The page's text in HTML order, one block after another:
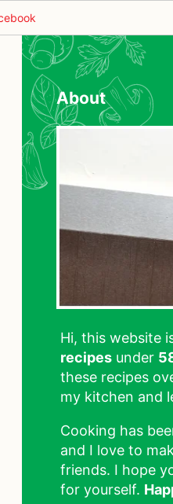
About
Hi, this website
recipes under
these recipes
my kitchen and
Cooking has
and I love to
friends. I hope
for yourself.